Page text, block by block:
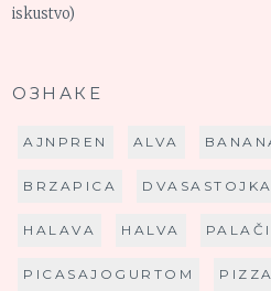
iskustvo)
ОЗНАКЕ
AJNPREN ALVA
BRZAPICA DVASASTOJKA
HALAVA HALVA
PICASAJOGURTOM PIZZA